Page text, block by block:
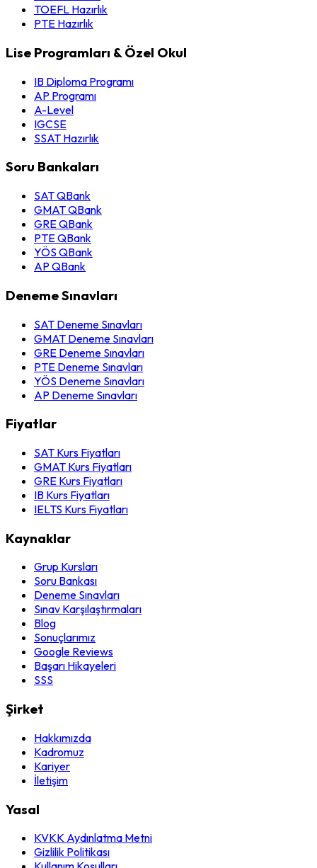
TOEFL Hazırlık
PTE Hazırlık
Lise Programları & Özel Okul
IB Diploma Programı
AP Programı
A-Level
IGCSE
SSAT Hazırlık
Soru Bankaları
SAT QBank
GMAT QBank
GRE QBank
PTE QBank
YÖS QBank
AP QBank
Deneme Sınavları
SAT Deneme Sınavları
GMAT Deneme Sınavları
GRE Deneme Sınavları
PTE Deneme Sınavları
YÖS Deneme Sınavları
AP Deneme Sınavları
Fiyatlar
SAT Kurs Fiyatları
GMAT Kurs Fiyatları
GRE Kurs Fiyatları
IB Kurs Fiyatları
IELTS Kurs Fiyatları
Kaynaklar
Grup Kursları
Soru Bankası
Deneme Sınavları
Sınav Karşılaştırmaları
Blog
Sonuçlarımız
Google Reviews
Başarı Hikayeleri
SSS
Şirket
Hakkımızda
Kadromuz
Kariyer
İletişim
Yasal
KVKK Aydınlatma Metni
Gizlilik Politikası